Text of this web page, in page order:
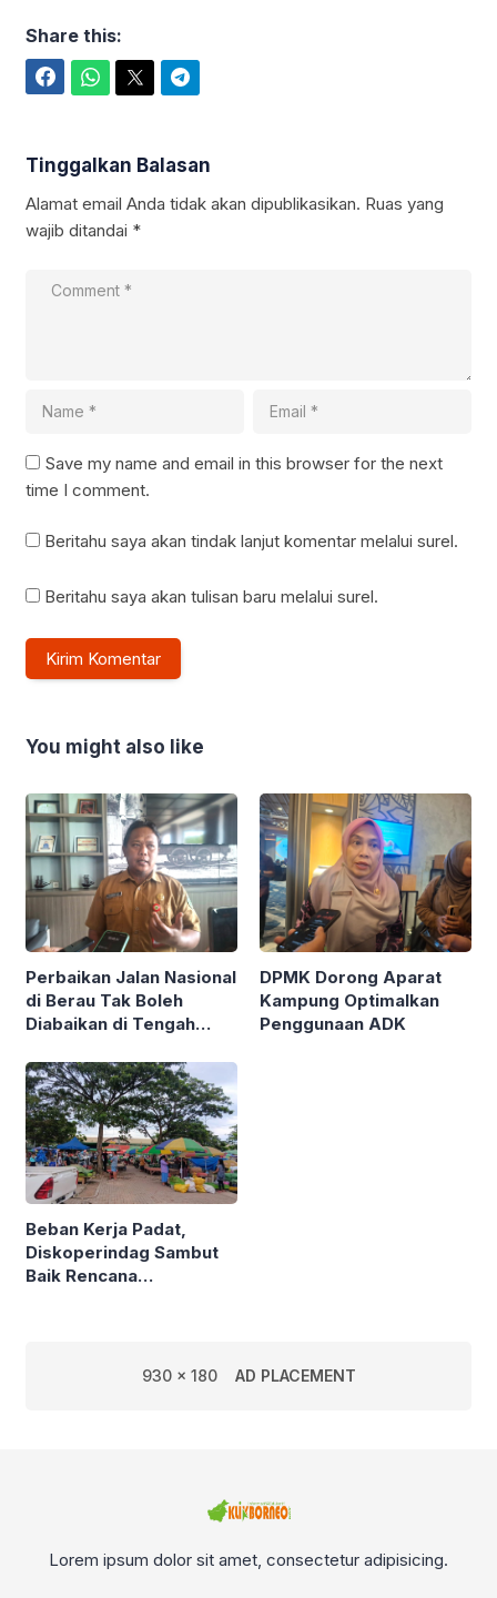
Share this:
Tinggalkan Balasan
Alamat email Anda tidak akan dipublikasikan. Ruas yang
wajib ditandai *
Save my name and email in this browser for the next
time I comment.
Beritahu saya akan tindak lanjut komentar melalui surel.
Beritahu saya akan tulisan baru melalui surel.
You might also like
Perbaikan Jalan Nasional
di Berau Tak Boleh
Diabaikan di Tengah
Kalimantan
DPMK Dorong Aparat
Kampung Optimalkan
Penggunaan ADK
Beban Kerja Padat,
Diskoperindag Sambut
Baik Rencana
930 x 180 AD PLACEMENT
Lorem ipsum dolor sit amet, consectetur adipisicing.